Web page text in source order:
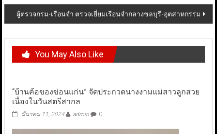
ผู้ตรวจกรม-เรือนจำ ตรวจเยี่ยมเรือนจำกลางชลบุรี-อุตสาหกรรม
You May Also Like
“บ้านค้อของข่อนแก่น” จัดประกวดนางงามแม่สาวลูกสวย
เนื่องในวันสตรีสากล
มีนาคม 11, 2024 admin 0